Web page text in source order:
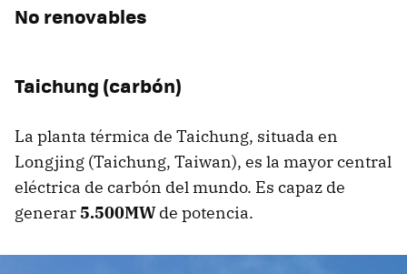
No renovables
Taichung (carbón)
La planta térmica de Taichung, situada en
Longjing (Taichung, Taiwan), es la mayor central
eléctrica de carbón del mundo. Es capaz de
generar5.500MWde potencia.